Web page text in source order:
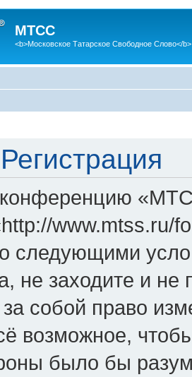
МТСС
<b>Московское Татарское Свободное Слово</b>
конференцию
www.mtss.ru/
следующими
не заходите и
собой право
возможное,
было бы